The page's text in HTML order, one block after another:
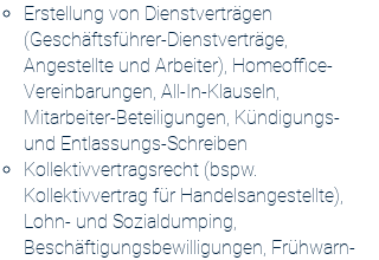
Erstellung von Dienstverträgen
(Geschäftsführer-Dienstverträge,
Angestellte und Arbeiter), Homeoffice-
Vereinbarungen, All-In-Klauseln,
Mitarbeiter-Beteiligungen, Kündigungs-
und Entlassungs-Schreiben
Kollektivvertragsrecht (bspw.
Kollektivvertrag für Handelsangestellte),
Lohn- und Sozialdumping,
Beschäftigungsbewilligungen, Früh­warn­